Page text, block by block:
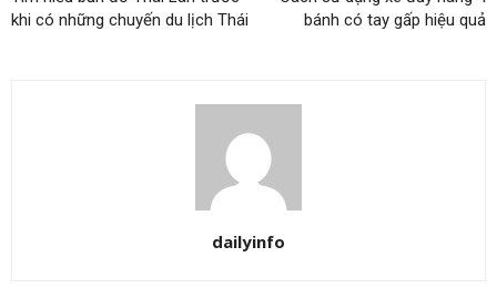
khi có những chuyến du lịch Thái
bánh có tay gấp hiệu quả
dailyinfo